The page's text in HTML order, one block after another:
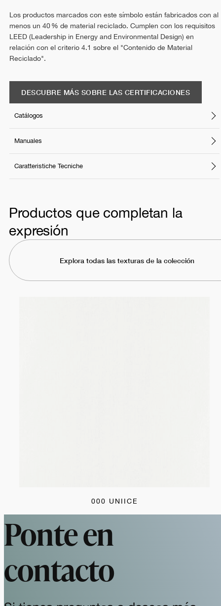
Los productos marcados con este símbolo están fabricados con al
menos un 40 % de material reciclado. Cumplen con los requisitos
LEED (Leadership in Energy and Environmental Design) en
relación con el criterio 4.1 sobre el "Contenido de Material
Reciclado".
DESCUBRE MÁS SOBRE LAS CERTIFICACIONES
Catálogos
Manuales
Caratteristiche Tecniche
Productos que completan la
expresión
Explora todas las texturas de la colección
000 UNIICE
Ponte en
contacto